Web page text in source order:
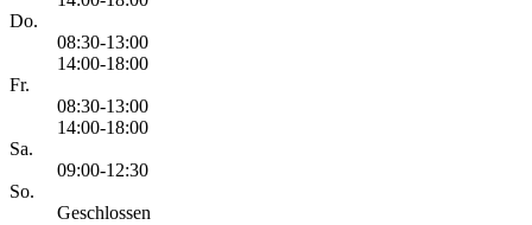
Do.
08:30-13:00
14:00-18:00
Fr.
08:30-13:00
14:00-18:00
Sa.
09:00-12:30
So.
Geschlossen